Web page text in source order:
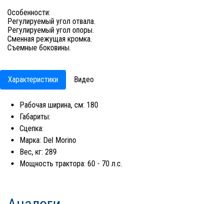
Особенности:
Регулируемый угол отвала.
Регулируемый угол опоры.
Сменная режущая кромка.
Съемные боковины.
Характеристики Видео
Рабочая ширина, см: 180
Габариты:
Сцепка:
Марка: Del Morino
Вес, кг: 289
Мощность трактора: 60 - 70 л.с.